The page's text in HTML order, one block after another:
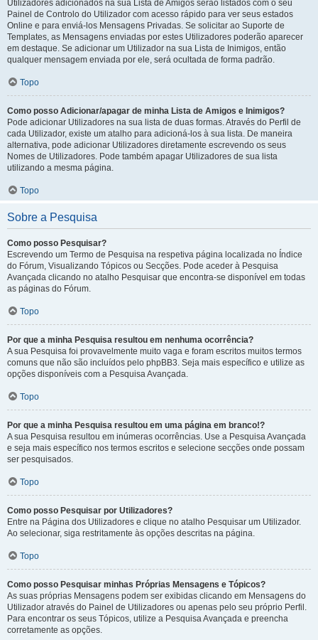
Utilizadores adicionados na sua Lista de Amigos serão listados com o seu
Painel de Controlo do Utilizador com acesso rápido para ver seus estados
Online e para enviá-los Mensagens Privadas. Se solicitar ao Suporte de
Templates, as Mensagens enviadas por estes Utilizadores poderão aparecer
em destaque. Se adicionar um Utilizador na sua Lista de Inimigos, então
qualquer mensagem enviada por ele, será ocultada de forma padrão.
Topo
Como posso Adicionar/apagar de minha Lista de Amigos e Inimigos?
Pode adicionar Utilizadores na sua lista de duas formas. Através do Perfil de
cada Utilizador, existe um atalho para adicioná-los à sua lista. De maneira
alternativa, pode adicionar Utilizadores diretamente escrevendo os seus
Nomes de Utilizadores. Pode também apagar Utilizadores de sua lista
utilizando a mesma página.
Topo
Sobre a Pesquisa
Como posso Pesquisar?
Escrevendo um Termo de Pesquisa na respetiva página localizada no Índice
do Fórum, Visualizando Tópicos ou Secções. Pode aceder à Pesquisa
Avançada clicando no atalho Pesquisar que encontra-se disponível em todas
as páginas do Fórum.
Topo
Por que a minha Pesquisa resultou em nenhuma ocorrência?
A sua Pesquisa foi provavelmente muito vaga e foram escritos muitos termos
comuns que não são incluídos pelo phpBB3. Seja mais específico e utilize as
opções disponíveis com a Pesquisa Avançada.
Topo
Por que a minha Pesquisa resultou em uma página em branco!?
A sua Pesquisa resultou em inúmeras ocorrências. Use a Pesquisa Avançada
e seja mais específico nos termos escritos e selecione secções onde possam
ser pesquisados.
Topo
Como posso Pesquisar por Utilizadores?
Entre na Página dos Utilizadores e clique no atalho Pesquisar um Utilizador.
Ao selecionar, siga restritamente às opções descritas na página.
Topo
Como posso Pesquisar minhas Próprias Mensagens e Tópicos?
As suas próprias Mensagens podem ser exibidas clicando em Mensagens do
Utilizador através do Painel de Utilizadores ou apenas pelo seu próprio Perfil.
Para encontrar os seus Tópicos, utilize a Pesquisa Avançada e preencha
corretamente as opções.